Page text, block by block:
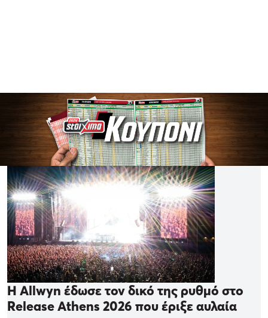
Η Allwyn έδωσε τον δικό της ρυθμό στο
Release Athens 2026 που έριξε αυλαία